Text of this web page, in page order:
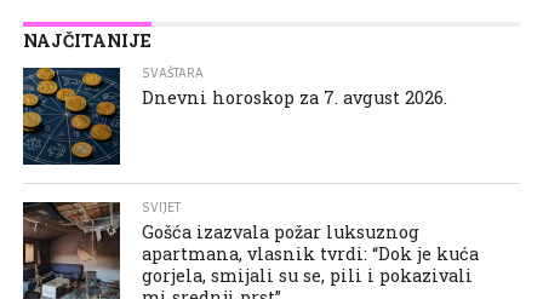
NAJČITANIJE
SVAŠTARA
Dnevni horoskop za 7. avgust 2026.
SVIJET
Gošća izazvala požar luksuznog
apartmana, vlasnik tvrdi: “Dok je kuća
gorjela, smijali su se, pili i pokazivali